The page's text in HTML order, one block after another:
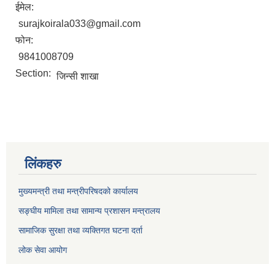
ईमेल:
surajkoirala033@gmail.com
फोन:
9841008709
Section: जिन्सी शाखा
लिंकहरु
मुख्यमन्त्री तथा मन्त्रीपरिषदको कार्यालय
सङ्घीय मामिला तथा सामान्य प्रशासन मन्त्रालय
सामाजिक सुरक्षा तथा व्यक्तिगत घटना दर्ता
लोक सेवा आयोग